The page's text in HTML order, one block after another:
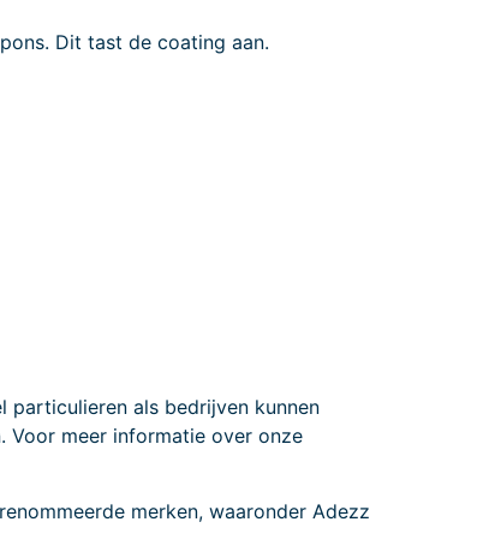
Dit tast de coating aan.
particulieren als bedrijven kunnen
Voor meer informatie over onze
merken, waaronder Adezz